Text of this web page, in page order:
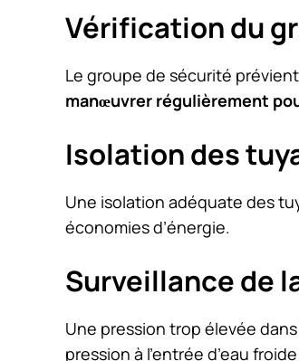
Vérification du
Le groupe de sécurité
manœuvrer régulièrement
Isolation des
Une isolation adéquate des
économies d’énergie.
Surveillance de
Une pression trop élevée
pression à l’entrée d’eau